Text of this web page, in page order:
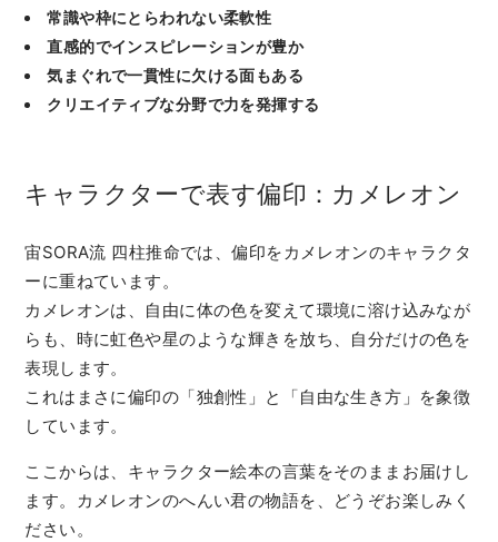
常識や枠にとらわれない柔軟性
直感的でインスピレーションが豊か
気まぐれで一貫性に欠ける面もある
クリエイティブな分野で力を発揮する
キャラクターで表す偏印：カメレオン
宙SORA流 四柱推命では、偏印をカメレオンのキャラクタ
ーに重ねています。
カメレオンは、自由に体の色を変えて環境に溶け込みなが
らも、時に虹色や星のような輝きを放ち、自分だけの色を
表現します。
これはまさに偏印の「独創性」と「自由な生き方」を象徴
しています。
ここからは、キャラクター絵本の言葉をそのままお届けし
ます。カメレオンのへんい君の物語を、どうぞお楽しみく
ださい。